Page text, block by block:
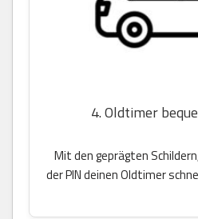
4. Oldtimer
Mit den geprägten
der PIN deinen Oldtimer